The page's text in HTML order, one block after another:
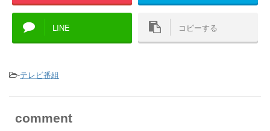
LINE コピーする
-テレビ番組
comment